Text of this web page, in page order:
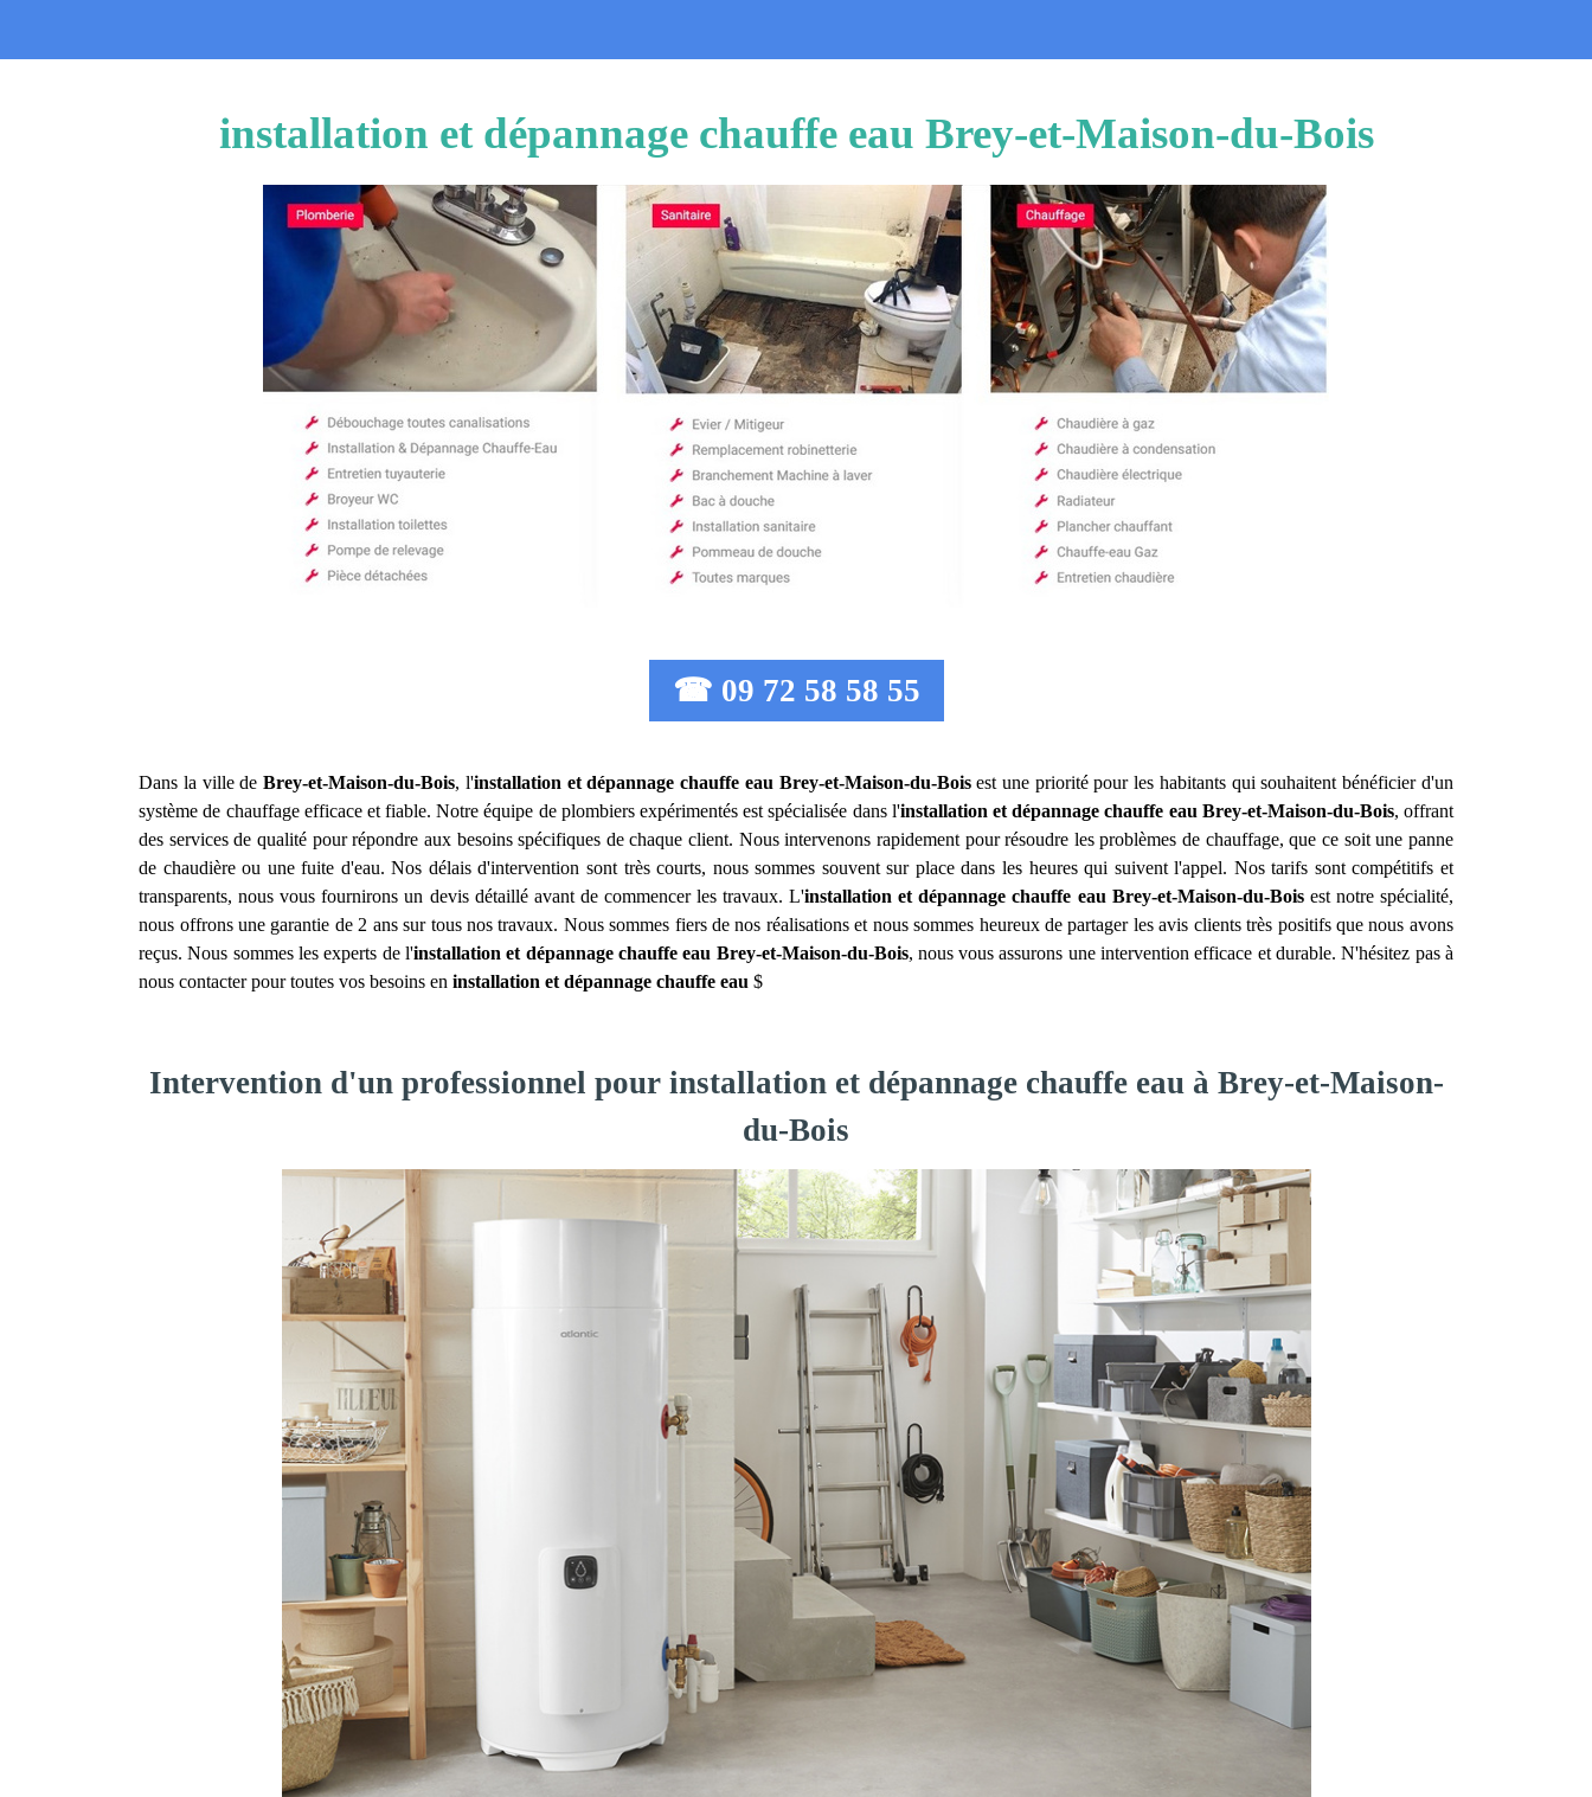
installation et dépannage chauffe eau Brey-et-Maison-du-Bois
☎ 09 72 58 58 55
Dans la ville deBrey-et-Maison-du-Bois, l'installation et dépannage chauffe eau Brey-et-Maison-du-Boisest une priorité pour les habitants qui souhaitent bénéficier d'un
système de chauffage efficace et fiable. Notre équipe de plombiers expérimentés est spécialisée dans l'installation et dépannage chauffe eau Brey-et-Maison-du-Bois, offrant
des services de qualité pour répondre aux besoins spécifiques de chaque client. Nous intervenons rapidement pour résoudre les problèmes de chauffage, que ce soit une panne
de chaudière ou une fuite d'eau. Nos délais d'intervention sont très courts, nous sommes souvent sur place dans les heures qui suivent l'appel. Nos tarifs sont compétitifs et
transparents, nous vous fournirons un devis détaillé avant de commencer les travaux. L'installation et dépannage chauffe eau Brey-et-Maison-du-Boisest notre spécialité,
nous offrons une garantie de 2 ans sur tous nos travaux. Nous sommes fiers de nos réalisations et nous sommes heureux de partager les avis clients très positifs que nous avons
reçus. Nous sommes les experts de l'installation et dépannage chauffe eau Brey-et-Maison-du-Bois, nous vous assurons une intervention efficace et durable. N'hésitez pas à
nous contacter pour toutes vos besoins eninstallation et dépannage chauffe eau $
Intervention d'un professionnel pour installation et dépannage chauffe eau à Brey-et-Maison-
du-Bois